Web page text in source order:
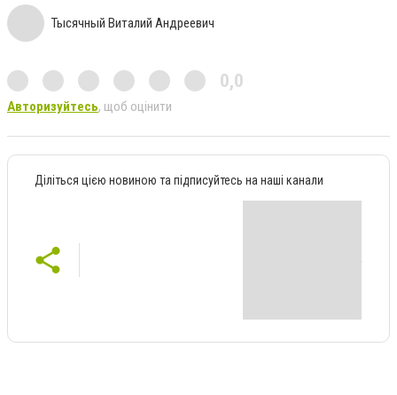
Тысячный Виталий Андреевич
0,0
Авторизуйтесь, щоб оцінити
Діліться цією новиною та підписуйтесь на наші канали